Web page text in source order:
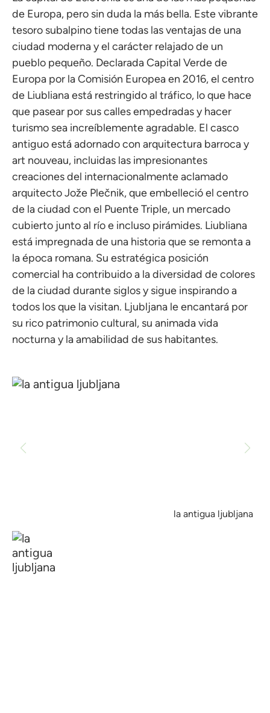
de Europa, pero sin duda la más bella. Este vibrante
tesoro subalpino tiene todas las ventajas de una
ciudad moderna y el carácter relajado de un
pueblo pequeño. Declarada Capital Verde de
Europa por la Comisión Europea en 2016, el centro
de Liubliana está restringido al tráfico, lo que hace
que pasear por sus calles empedradas y hacer
turismo sea increíblemente agradable. El casco
antiguo está adornado con arquitectura barroca y
art nouveau, incluidas las impresionantes
creaciones del internacionalmente aclamado
arquitecto Jože Plečnik, que embelleció el centro
de la ciudad con el Puente Triple, un mercado
cubierto junto al río e incluso pirámides. Liubliana
está impregnada de una historia que se remonta a
la época romana. Su estratégica posición
comercial ha contribuido a la diversidad de colores
de la ciudad durante siglos y sigue inspirando a
todos los que la visitan. Ljubljana le encantará por
su rico patrimonio cultural, su animada vida
nocturna y la amabilidad de sus habitantes.
la antigua ljubljana